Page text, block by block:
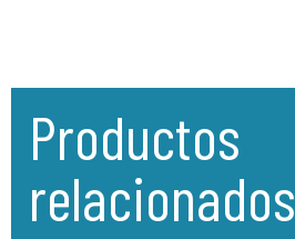
Productos
relacionados